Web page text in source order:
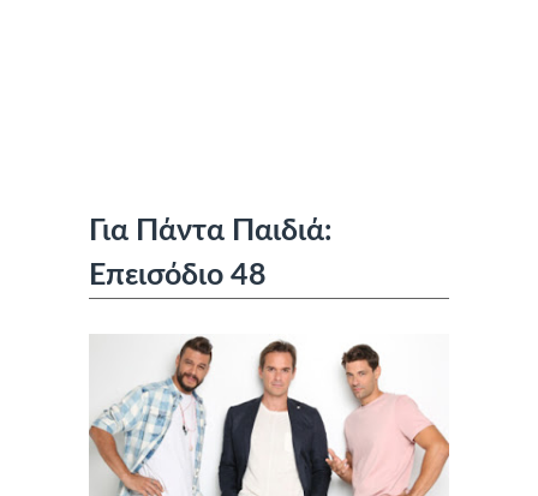
Για Πάντα Παιδιά:
Επεισόδιο 48